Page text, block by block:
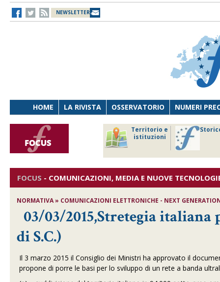
NEWSLETTER
HOME LA RIVISTA OSSERVATORIO NUMERI
Territorio e
istituzioni
FOCUS - COMUNICAZIONI, MEDIA E NUOVE
NORMATIVA » COMUNICAZIONI ELETTRONICHE - NEXT
03/03/2015,Stretegia
di S.C.)
Il 3 marzo 2015 il Consiglio dei Ministri ha approvato il
propone di porre le basi per lo sviluppo di un rete a banda